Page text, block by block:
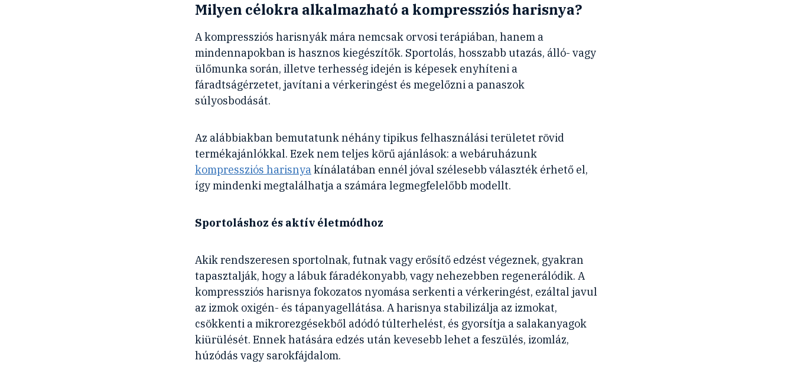
Milyen célokra alkalmazható a kompressziós harisnya?
A kompressziós harisnyák mára nemcsak orvosi terápiában, hanem a
mindennapokban is hasznos kiegészítők. Sportolás, hosszabb utazás, álló- vagy
ülőmunka során, illetve terhesség idején is képesek enyhíteni a
fáradtságérzetet, javítani a vérkeringést és megelőzni a panaszok
súlyosbodását.
Az alábbiakban bemutatunk néhány tipikus felhasználási területet rövid
termékajánlókkal. Ezek nem teljes körű ajánlások: a webáruházunk
kompressziós harisnyakínálatában ennél jóval szélesebb választék érhető el,
így mindenki megtalálhatja a számára legmegfelelőbb modellt.
Sportoláshoz és aktív életmódhoz
Akik rendszeresen sportolnak, futnak vagy erősítő edzést végeznek, gyakran
tapasztalják, hogy a lábuk fáradékonyabb, vagy nehezebben regenerálódik. A
kompressziós harisnya fokozatos nyomása serkenti a vérkeringést, ezáltal javul
az izmok oxigén- és tápanyagellátása. A harisnya stabilizálja az izmokat,
csökkenti a mikrorezgésekből adódó túlterhelést, és gyorsítja a salakanyagok
kiürülését. Ennek hatására edzés után kevesebb lehet a feszülés, izomláz,
húzódás vagy sarokfájdalom.